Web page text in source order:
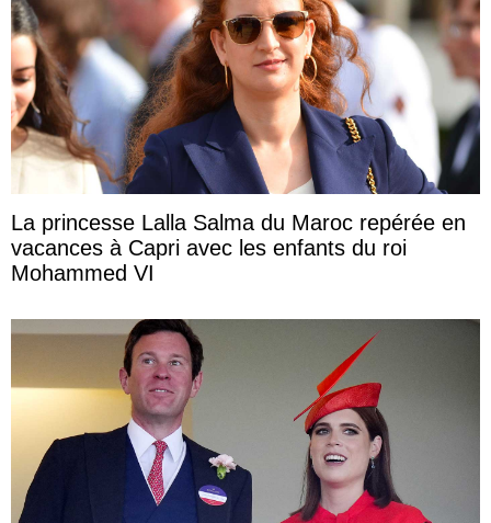
La princesse Lalla Salma du Maroc repérée en
vacances à Capri avec les enfants du roi
Mohammed VI